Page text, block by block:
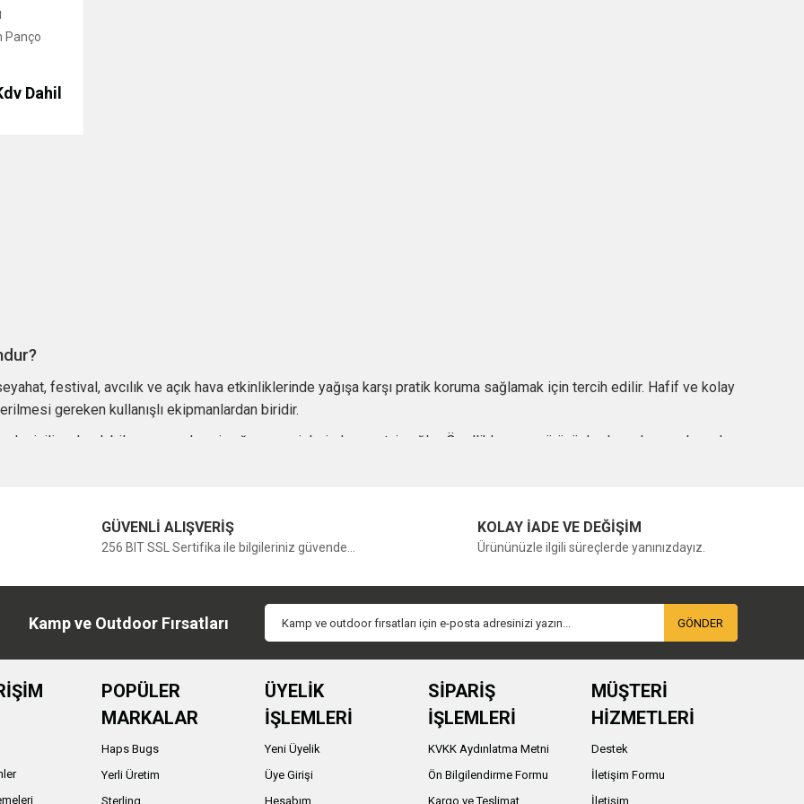
Panço
Dahil
festival, avcılık ve açık hava etkinliklerinde yağışa karşı pratik koruma sağlamak için tercih edilir. Hafif ve kolay
gereken kullanışlı ekipmanlardan biridir.
giyilip çıkarılabilen yapısıyla ani yağmur geçişlerinde avantaj sağlar. Özellikle uzun yürüyüşlerde ve kamp alanında
koşulları değerlendirilmelidir. Kısa süreli şehir kullanımı için hafif ve kompakt modeller yeterli olabilirken, kamp ve
dikiş yapısına ve etkili su direncine sahip pançolar tercih edilmelidir.
şekilde kapatması, kolay katlanabilir olması ve çantada az yer kaplaması seçim sürecinde önemli kriterlerdir.
hem de outdoor aktivitelerin daha kesintisiz devam etmesine yardımcı olur.
özelliklerinden biridir. Kumaşın yağmuru dışarıda tutması, dikiş bölgelerinin sağlam olması ve kapüşon tasarımının
etkiler.
hareketi kısıtlamaması ve vücut üzerinde rahat durması gerekir. Geniş kesimli modeller, kıyafetlerin üzerine
kullanılabilir. Bu özellik, özellikle trekking ve kamp aktivitelerinde önemli avantaj sağlar.
GÜVENLİ ALIŞVERİŞ
256 BIT SSL Sertifika ile bilgileriniz güvende...
KOLAY İADE VE DEĞİŞİM
Ürününüzle ilgili süreçlerde yanınızdayız.
Kamp ve Outdoor Fırsatları GÖNDER
POPÜLER
MARKALAR
Haps Bugs
Yerli Üretim
Sterling
ÜYELİK
İŞLEMLERİ
Yeni Üyelik
Üye Girişi
Hesabım
SİPARİŞ
İŞLEMLERİ
KVKK Aydınlatma Metni
Ön Bilgilendirme Formu
Kargo ve Teslimat
MÜŞTERİ
HİZMETLERİ
Destek
İletişim Formu
İletişim